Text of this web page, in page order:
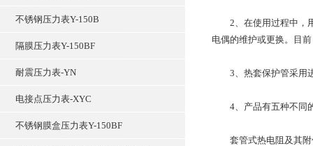
不锈钢压力表Y-150B
隔膜压力表Y-150BF
耐震压力表-YN
电接点压力表-XYC
不锈钢膜盒压力表Y-150BF
2、在使用过程中，用
电偶的维护或更换。目
3、热套保护管采用进
4、产品有五种不同的
套管式热电阻及其附件